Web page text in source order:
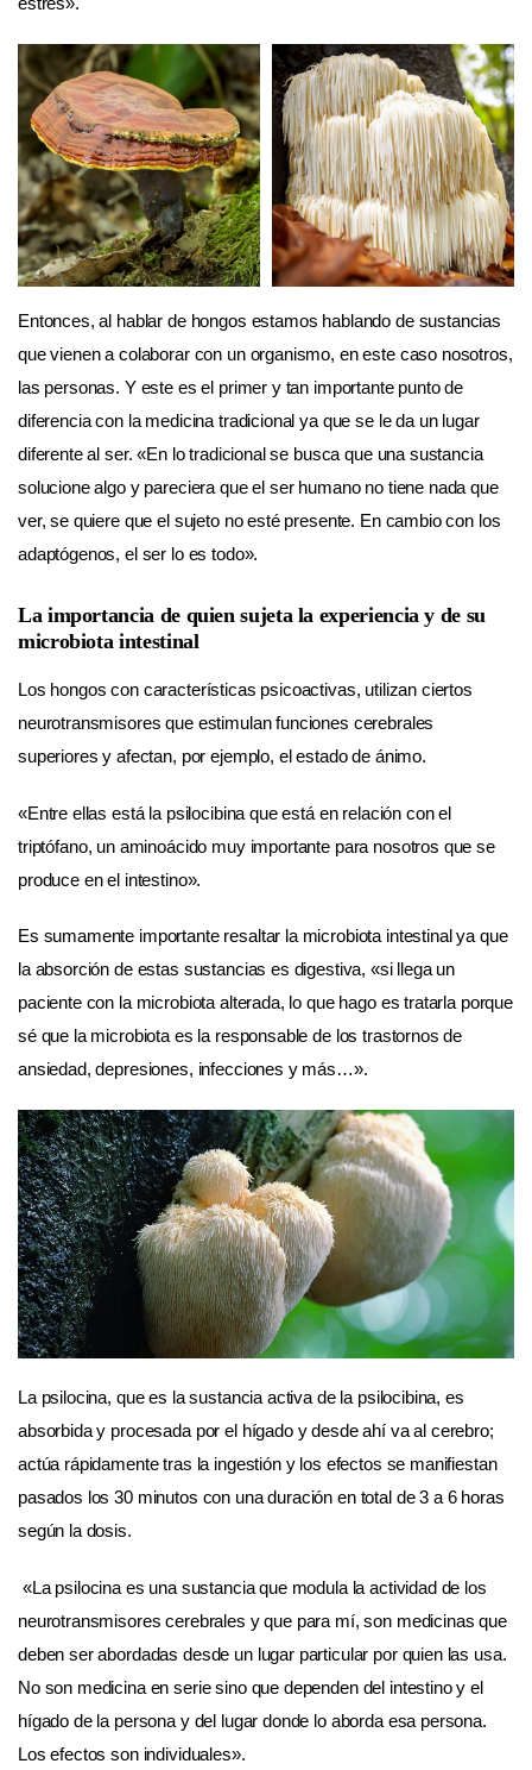
Entonces, al hablar de hongos estamos hablando de sustancias
que vienen a colaborar con un organismo, en este caso nosotros,
las personas. Y este es el primer y tan importante punto de
diferencia con la medicina tradicional ya que se le da un lugar
diferente al ser. «En lo tradicional se busca que una sustancia
solucione algo y pareciera que el ser humano no tiene nada que
ver, se quiere que el sujeto no esté presente. En cambio con los
adaptógenos, el ser lo es todo».
La importancia de quien sujeta la experiencia y de su
microbiota intestinal
Los hongos con características psicoactivas, utilizan ciertos
neurotransmisores que estimulan funciones cerebrales
superiores y afectan, por ejemplo, el estado de ánimo.
«Entre ellas está la psilocibina que está en relación con el
triptófano, un aminoácido muy importante para nosotros que se
produce en el intestino».
Es sumamente importante resaltar la microbiota intestinal ya que
la absorción de estas sustancias es digestiva, «si llega un
paciente con la microbiota alterada, lo que hago es tratarla porque
sé que la microbiota es la responsable de los trastornos de
ansiedad, depresiones, infecciones y más…».
La psilocina, que es la sustancia activa de la psilocibina, es
absorbida y procesada por el hígado y desde ahí va al cerebro;
actúa rápidamente tras la ingestión y los efectos se manifiestan
pasados los 30 minutos con una duración en total de 3 a 6 horas
según la dosis.
«La psilocina es una sustancia que modula la actividad de los
neurotransmisores cerebrales y que para mí, son medicinas que
deben ser abordadas desde un lugar particular por quien las usa.
No son medicina en serie sino que dependen del intestino y el
hígado de la persona y del lugar donde lo aborda esa persona.
Los efectos son individuales».